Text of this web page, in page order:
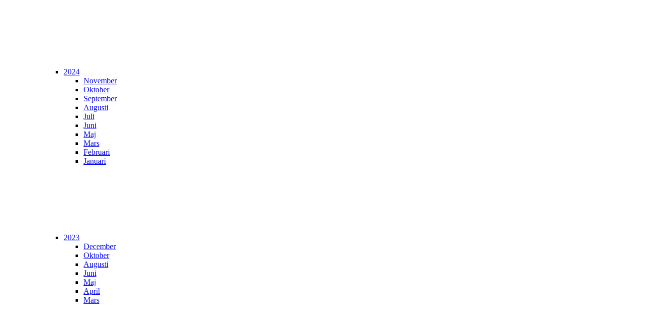
2024
November
Oktober
September
Augusti
Juli
Juni
Maj
Mars
Februari
Januari
2023
December
Oktober
Augusti
Juni
Maj
April
Mars